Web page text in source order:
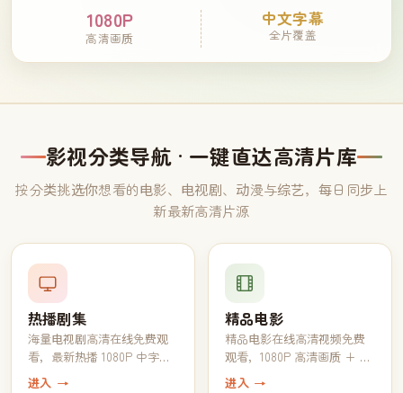
1080P
高清画质
中文字幕
全片覆盖
影视分类导航 · 一键直达高清片库
按分类挑选你想看的电影、电视剧、动漫与综艺，每日同步上
新最新高清片源
热播剧集
海量电视剧高清在线免费观
看，最新热播 1080P 中字完
结全集一键追完
进入 →
精品电影
精品电影在线高清视频免费
观看，1080P 高清画质 + 中
文字幕一键播放
进入 →